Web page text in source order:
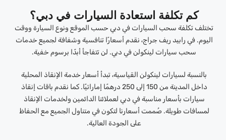
كم تكلفة استعادة السيارات في دبي؟
تختلف تكلفة سحب السيارات في دبي حسب الموقع ونوع السيارة ووقت
اليوم. في رابيد ريف جراج، نقدم أسعارًا تنافسية وشفافة لجميع خدمات
سحب سيارات لينكولن في دبي. لن تتفاجأ أبدًا برسوم خفية.
بالنسبة لسيارات لينكولن القياسية، تبدأ أسعار خدمة الإنقاذ المحلية
داخل المدينة من 150 إلى 250 درهمًا إماراتيًا. كما نقدم باقات إنقاذ
سيارات بأسعار مناسبة في دبي لعملائنا الدائمين ولخدمات الإنقاذ
لمسافات طويلة. صُممت أسعارنا لتكون في متناول الجميع مع الحفاظ
على الجودة العالية.